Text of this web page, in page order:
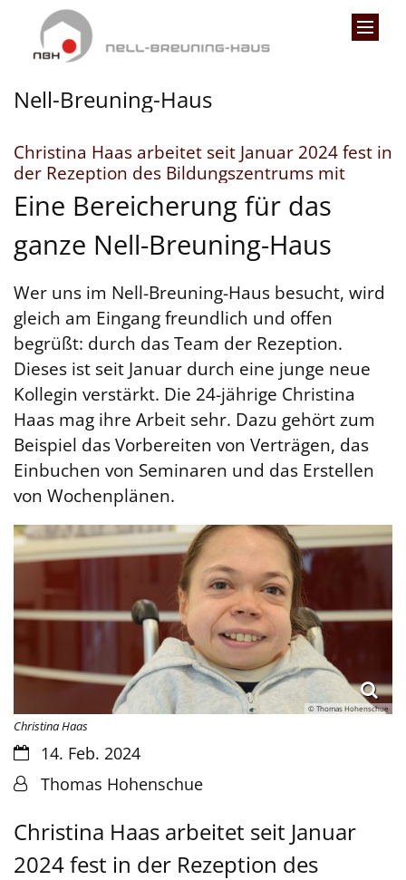
Zum Inhalt springen
Nell-Breuning-Haus
Christina Haas arbeitet seit Januar 2024 fest in
der Rezeption des Bildungszentrums mit:
Eine Bereicherung für das
ganze Nell-Breuning-Haus
Wer uns im Nell-Breuning-Haus besucht, wird
gleich am Eingang freundlich und offen
begrüßt: durch das Team der Rezeption.
Dieses ist seit Januar durch eine junge neue
Kollegin verstärkt. Die 24-jährige Christina
Haas mag ihre Arbeit sehr. Dazu gehört zum
Beispiel das Vorbereiten von Verträgen, das
Einbuchen von Seminaren und das Erstellen
von Wochenplänen.
© Thomas Hohenschue
Christina Haas
Datum:14. Feb. 2024
Von:Thomas Hohenschue
Christina Haas arbeitet seit Januar
2024 fest in der Rezeption des